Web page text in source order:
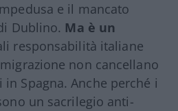
e il mancato
Dublino. Ma è un
responsabilità italiane
non cancellano
Spagna. Anche perché i
un sacrilegio anti-